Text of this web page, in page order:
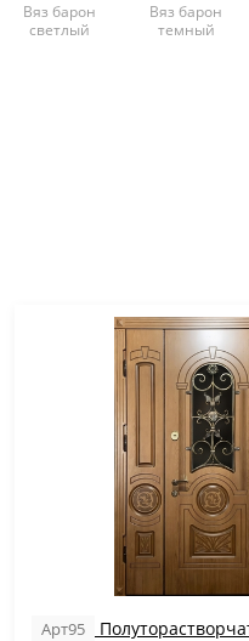
Вяз барон
светлый
Вяз барон
темный
Арт95